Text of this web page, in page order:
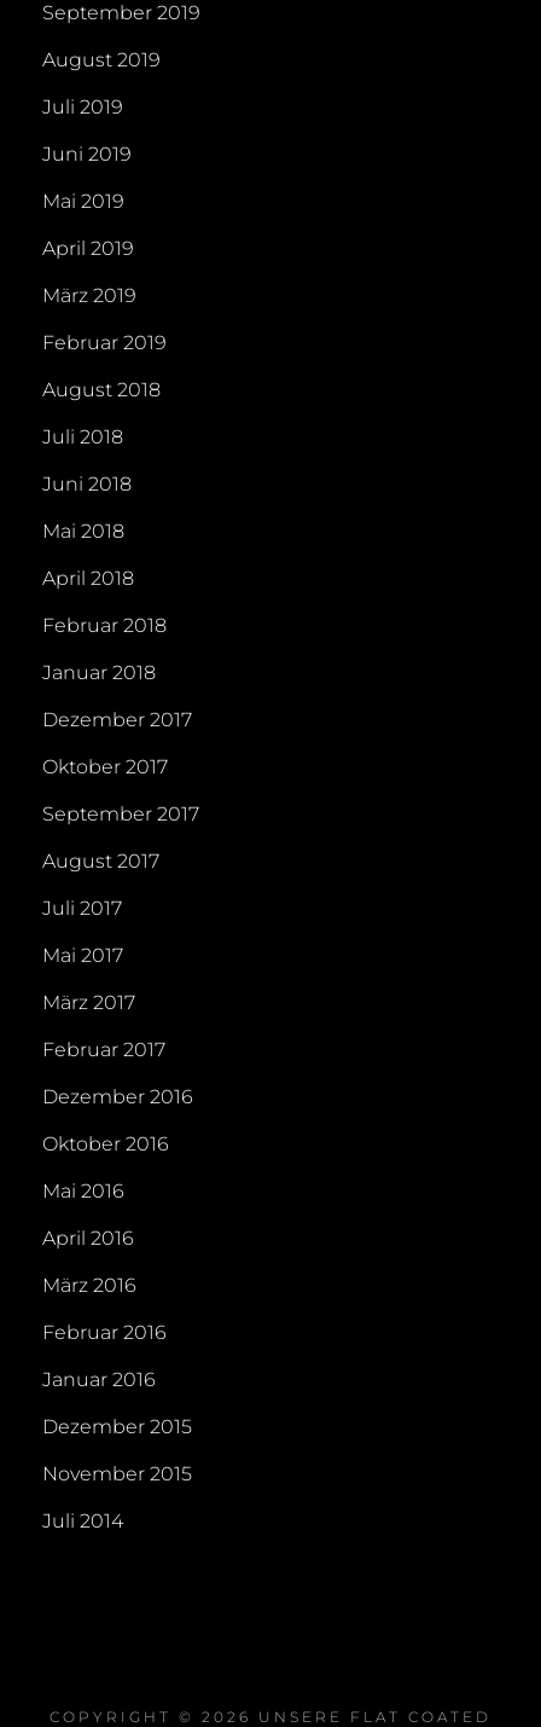
September 2019
August 2019
Juli 2019
Juni 2019
Mai 2019
April 2019
März 2019
Februar 2019
August 2018
Juli 2018
Juni 2018
Mai 2018
April 2018
Februar 2018
Januar 2018
Dezember 2017
Oktober 2017
September 2017
August 2017
Juli 2017
Mai 2017
März 2017
Februar 2017
Dezember 2016
Oktober 2016
Mai 2016
April 2016
März 2016
Februar 2016
Januar 2016
Dezember 2015
November 2015
Juli 2014
COPYRIGHT © 2026 UNSERE FLAT COATED